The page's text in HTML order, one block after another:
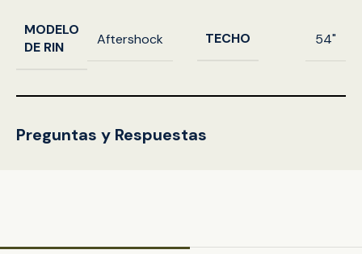
MODELO
DE RIN
Aftershock TECHO 54"
Preguntas y Respuestas